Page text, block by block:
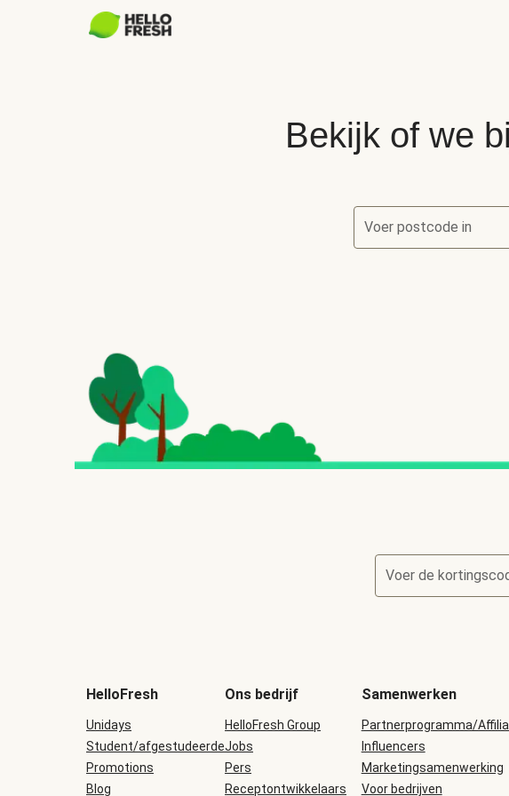
Bekijk of we
Voer postcode in
Voer de
HelloFresh
Unidays
Student/afgestudeerde
Promotions
Blog
Ons bedrijf
HelloFresh Group
Jobs
Pers
Receptontwikkelaars
Samenwerken
Partnerprogramma/
Influencers
Marketingsamenwerking
Voor bedrijven